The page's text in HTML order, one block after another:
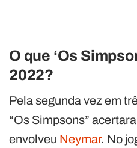
O que ‘Os
2022?
Pela segunda vez em
“Os Simpsons”
envolveu Neymar. No